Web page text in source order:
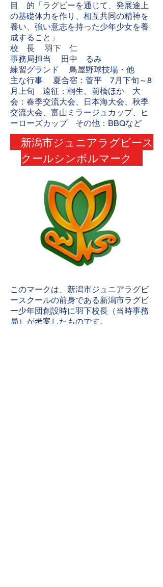
目 的「ラグビーを通じて、発展途上
の基礎体力を作り、相互共同の精神を
養い、強い意志を持った少年少女を養
成すること」
校 長 羽下 仁
事務局担当 田中 るみ
練習グランド 鳥屋野球技場・他
主な行事 夏合宿：菅平 7月下旬～8
月上旬 遠征：桐生、前橋ほか 大
会：春季交流大会、日本海大会、秋季
交流大会、富山ミラージュカップ、ヒ
ーローズカップ その他：BBQなど
新潟市ジュニアラグビース
クールシンボルマーク
このマークは、新潟市ジュニアラグビ
ースクールの前身である新潟市ラグビ
ー少年団創設時に羽下校長（当時事務
局）が考案したものです。